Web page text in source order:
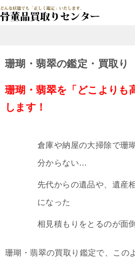
珊瑚・翡翠の鑑定・買取り
珊瑚・翡翠を「どこよりも
します！
倉庫や納屋の大掃除で珊
分からない…
先代からの遺品や、遺産
になった
相見積もりをとるのが面
珊瑚・翡翠の買取り鑑定で、この